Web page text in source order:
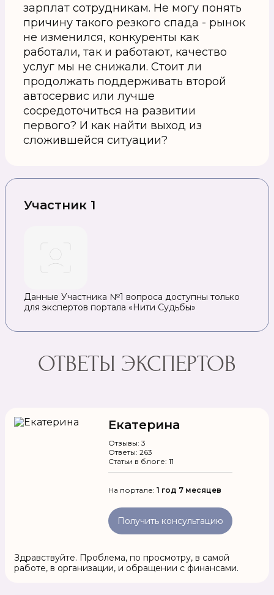
зарплат сотрудникам. Не могу понять
причину такого резкого спада - рынок
не изменился, конкуренты как
работали, так и работают, качество
услуг мы не снижали. Стоит ли
продолжать поддерживать второй
автосервис или лучше
сосредоточиться на развитии
первого? И как найти выход из
сложившейся ситуации?
Участник 1
Данные Участника №1 вопроса доступны только
для экспертов портала «Нити Судьбы»
ОТВЕТЫ ЭКСПЕРТОВ
Екатерина
Отзывы: 3
Ответы: 263
Статьи в блоге: 11
На портале: 1 год 7 месяцев
Получить консультацию
Здравствуйте. Проблема, по просмотру, в самой
работе, в организации, и обращении с финансами.